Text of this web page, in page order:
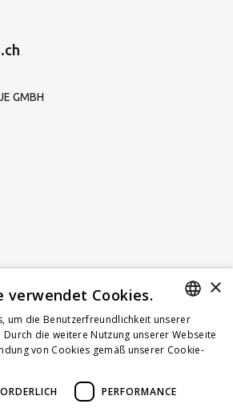
GMBH
GERMAN
FRENCH
×
verwendet Cookies.
um die Benutzerfreundlichkeit unserer
die weitere Nutzung unserer Webseite
von Cookies gemäß unserer Cookie-
PERFORMANCE